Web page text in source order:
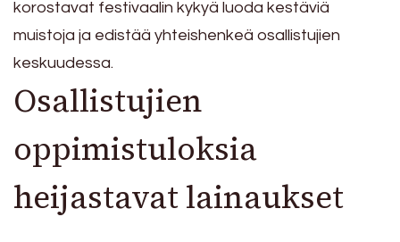
korostavat festivaalin kykyä luoda kestäviä
muistoja ja edistää yhteishenkeä osallistujien
keskuudessa.
Osallistujien
oppimistuloksia
heijastavat lainaukset